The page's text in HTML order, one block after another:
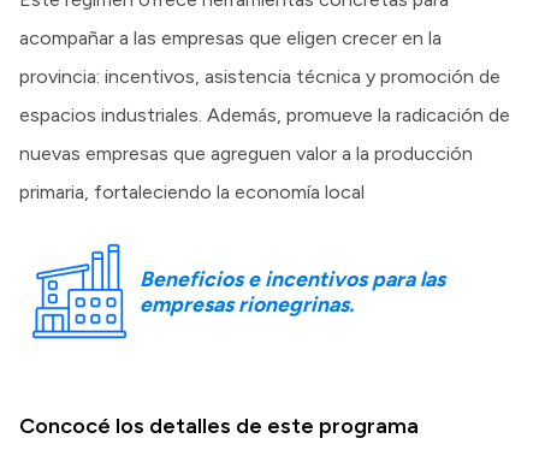
acompañar a las empresas que eligen crecer en la
provincia: incentivos, asistencia técnica y promoción de
espacios industriales. Además, promueve la radicación de
nuevas empresas que agreguen valor a la producción
primaria, fortaleciendo la economía local
Beneficios e incentivos para las
empresas rionegrinas.
Concocé los detalles de este programa